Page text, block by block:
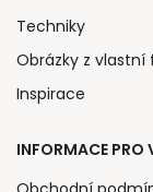
Techniky
Obrázky z vlastní
Inspirace
INFORMACE PRO